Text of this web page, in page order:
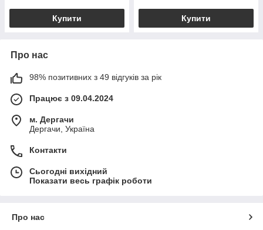
Купити Купити
Про нас
98% позитивних з 49 відгуків за рік
Працює з 09.04.2024
м. Дергачи
Дергачи, Україна
Контакти
Сьогодні вихідний
Показати весь графік роботи
Про нас